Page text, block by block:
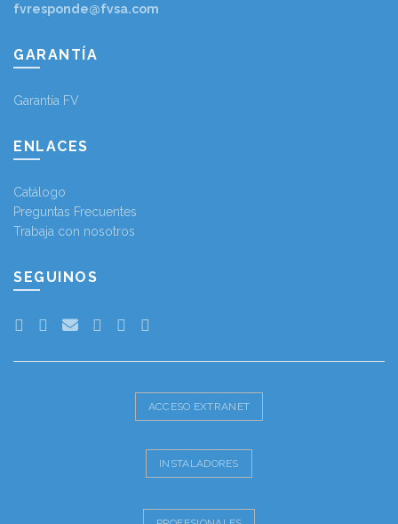
fvresponde@fvsa.com
GARANTÍA
Garantía FV
ENLACES
Catálogo
Preguntas Frecuentes
Trabaja con nosotros
SEGUINOS
ACCESO EXTRANET
INSTALADORES